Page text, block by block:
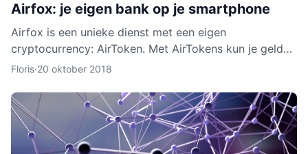
Airfox: je eigen bank op je smartphone
Airfox is een unieke dienst met een eigen
cryptocurrency: AirToken. Met AirTokens kun je geld
aan elkaar uitlenen, zonder tussenkomst van een bank.
Floris·20 oktober 2018